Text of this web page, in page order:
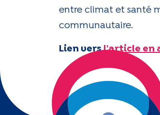
entre climat et santé
communautaire.
Lien versl'article en